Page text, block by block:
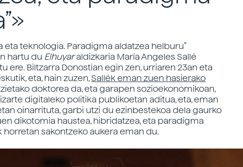
eta teknologia. Paradigma aldatzea helburu”
hartu du Elhuyaraldizkaria María Angeles Sallé
ere. Biltzarra Donostian egin zen, urriaren 23an eta
eta, hain zuzen,Sallék eman zuen hasierako
doktorea da, eta garapen sozioekonomikoan,
digitaleko politika publikoetan aditua, eta, eman
oinarrituta, garbi utzi du ezinbestekoa dela gaurko
dikotomia haustea, hibridatzea, eta paradigma
horretan sakontzeko aukera eman du.